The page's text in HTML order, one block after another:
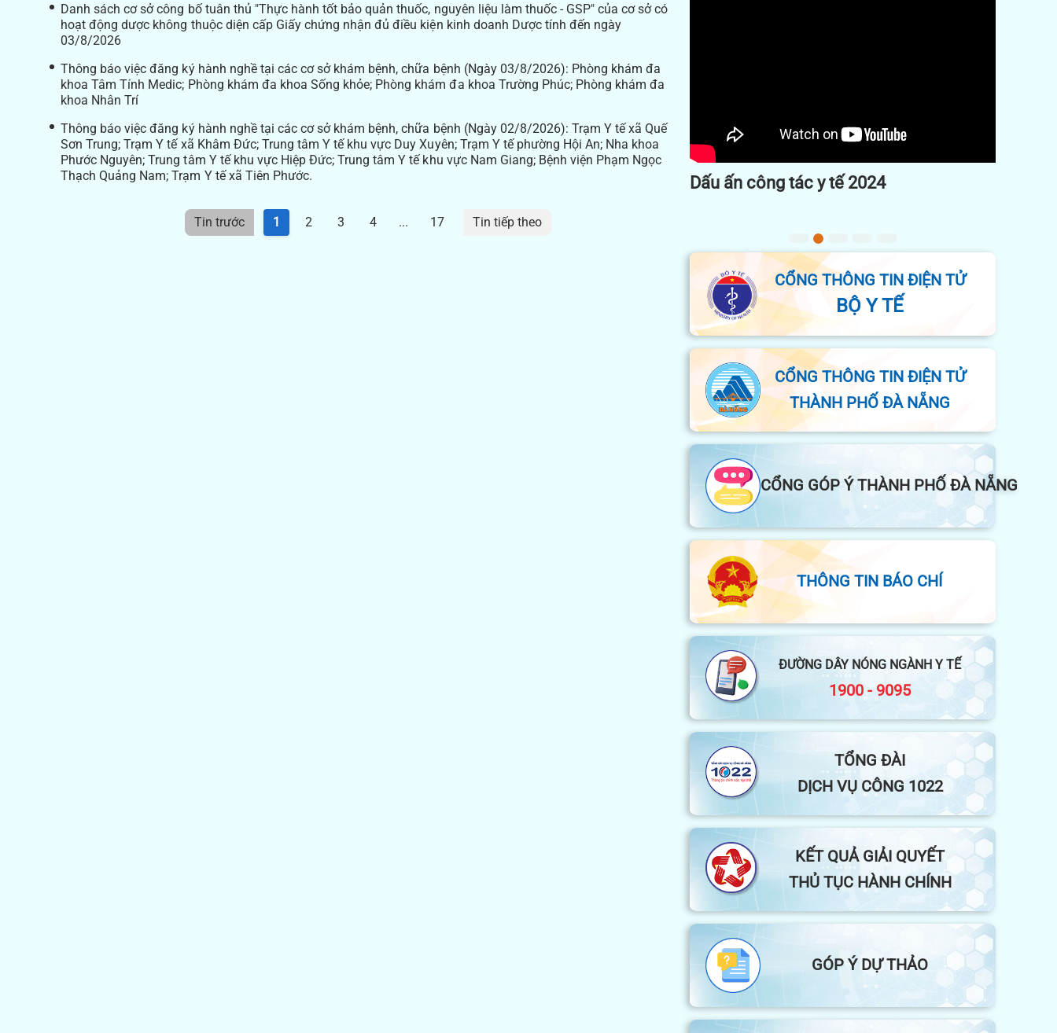
Danh sách cơ sở công bố tuân thủ "Thực hành tốt bảo quản thuốc, nguyên liệu làm thuốc - GSP" của cơ sở có
hoạt động dược không thuộc diện cấp Giấy chứng nhận đủ điều kiện kinh doanh Dược tính đến ngày
03/8/2026
Thông báo việc đăng ký hành nghề tại các cơ sở khám bệnh, chữa bệnh (Ngày 03/8/2026): Phòng khám đa
khoa Tâm Tính Medic; Phòng khám đa khoa Sống khỏe; Phòng khám đa khoa Trường Phúc; Phòng khám đa
khoa Nhân Trí
Thông báo việc đăng ký hành nghề tại các cơ sở khám bệnh, chữa bệnh (Ngày 02/8/2026): Trạm Y tế xã Quế
Sơn Trung; Trạm Y tế xã Khâm Đức; Trung tâm Y tế khu vực Duy Xuyên; Trạm Y tế phường Hội An; Nha khoa
Phước Nguyên; Trung tâm Y tế khu vực Hiệp Đức; Trung tâm Y tế khu vực Nam Giang; Bệnh viện Phạm Ngọc
Thạch Quảng Nam; Trạm Y tế xã Tiên Phước.
Tin trước 1 2 3 4 ... 17 Tin tiếp theo
Chuyển đổi số tại các cơ sở y tế thành
CỔNG THÔNG TIN ĐIỆN TỬ
BỘ Y TẾ
CỔNG THÔNG TIN ĐIỆN TỬ
THÀNH PHỐ ĐÀ NẴNG
CỔNG GÓP Ý THÀNH PHỐ ĐÀ NẴNG
THÔNG TIN BÁO CHÍ
ĐƯỜNG DÂY NÓNG NGÀNH Y TẾ
1900 - 9095
TỔNG ĐÀI
DỊCH VỤ CÔNG 1022
KẾT QUẢ GIẢI QUYẾT
THỦ TỤC HÀNH CHÍNH
GÓP Ý DỰ THẢO